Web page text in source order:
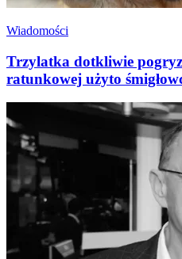
Wiadomości
Trzylatka dotkliwie
ratunkowej użyto